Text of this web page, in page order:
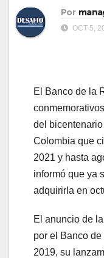
Por
OCT 5,
El Banco de la
del
Colombia que
2021 y hasta
informó que ya
adquirirla en
El anuncio de
por el Banco
2019, su